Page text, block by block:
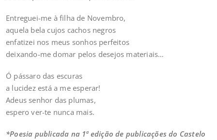
Entreguei-me à filha de Novembro,
aquela bela cujos cachos negros
enfatizei nos meus sonhos perfeitos
deixando-me domar pelos desejos materiais…
Ó pássaro das escuras
a lucidez está a me esperar!
Adeus senhor das plumas,
espero ver-te nunca mais.
*Poesia publicada na 1ª edição de publicações do Castelo